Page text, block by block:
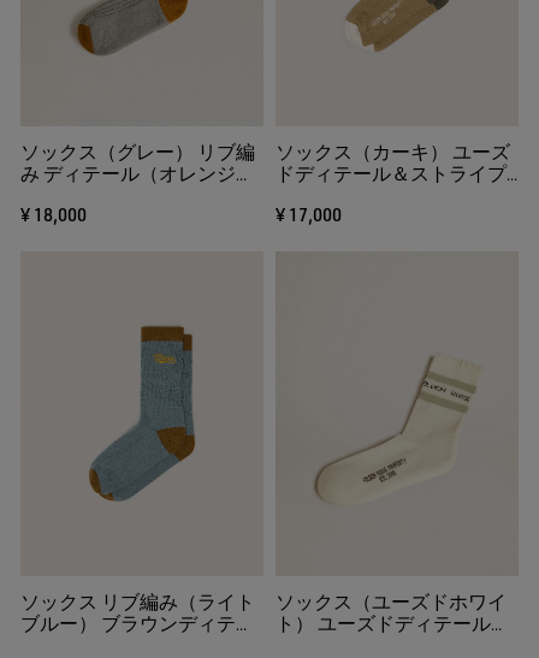
ソックス（グレー） リブ編
み ディテール（オレンジ）
¥ 18,000
ソックス（カーキ） ユーズ
ドディテール＆ストライプ
ン）
¥ 17,000
ソックス リブ編み（ライト
ブルー） ブラウンディテー
ソックス（ユーズドホワイ
ト） ユーズドディテール＆